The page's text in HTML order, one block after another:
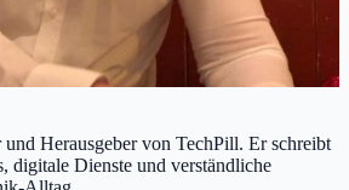
Herausgeber von TechPill. Er schreibt
digitale Dienste und verständliche